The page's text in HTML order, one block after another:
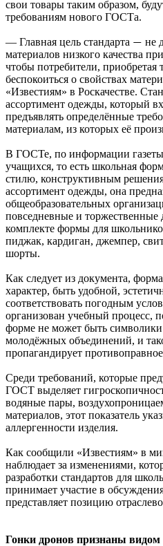
свои товары таким образом,
требованиям нового ГОСТа.
— Главная цель стандарта — не
материалов низкого качества
чтобы потребители, приобретая
беспокоиться о свойствах
«Известиям» в Роскачестве.
ассортимент одежды, который
предъявлять определённые
материалам, из которых её
В ГОСТе, по информации
учащихся, то есть школьная
стилю, конструктивным
ассортимент одежды, она
общеобразовательных
повседневные и торжественные
комплекте формы для
пиджак, кардиган, джемпер,
шорты.
Как следует из документа,
характер, быть удобной,
соответствовать погодным
организован учебный процесс,
форме не может быть
молодёжных объединений, и
пропагандирует
Среди требований, которые
ГОСТ выделяет
водяные пары,
материалов, этот показатель
аллергенности изделия.
Как сообщили «Известиям» в
наблюдает за изменениями,
разработки стандартов для
принимает участие в
представляет позицию
Гонки дронов признаны видом